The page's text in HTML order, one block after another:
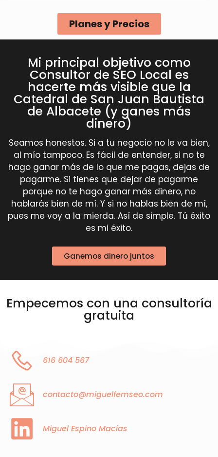
Planes y Precios
Mi principal objetivo como
Consultor de SEO Local es
hacerte más visible que la
Catedral de San Juan Bautista
de Albacete (y ganes más
dinero)
Seamos honestos. Si a tu negocio no le va bien,
al mío tampoco. Es fácil de entender, si no te
hago ganar más de lo que me pagas, dejas de
pagarme. Si tienes que dejar de pagarme
porque no te hago ganar más dinero, no
hablarás bien de mí. Y si no hablas bien de mí,
pues me voy a la mierda. Así de simple. Tú éxito
es mi éxito.
Ganemos dinero juntos
Empecemos con una consultoría
gratuita
616 604 567
contacto@miguelfemseo.com
Miguel Espino Macías